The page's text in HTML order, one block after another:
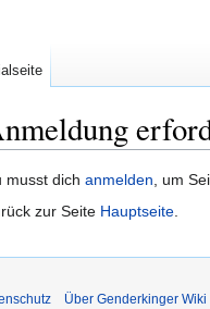
musst dich anmelden, um
zur Seite Hauptseite.
Über Genderkinger Wiki